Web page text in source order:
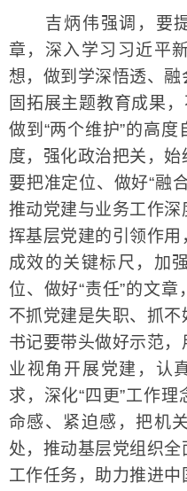
吉炳伟强调，要提
章，深入学习习近平
想，做到学深悟透、
固拓展主题教育成果，
做到“两个维护”的高
度，强化政治把关，始
要把准定位、做好“融
推动党建与业务工作
挥基层党建的引领作
成效的关键标尺，加
位、做好“责任”的文章
不抓党建是失职、抓
书记要带头做好示范
业视角开展党建，认
求，深化“四更”工作
命感、紧迫感，把机
处，推动基层党组织
工作任务，助力推进